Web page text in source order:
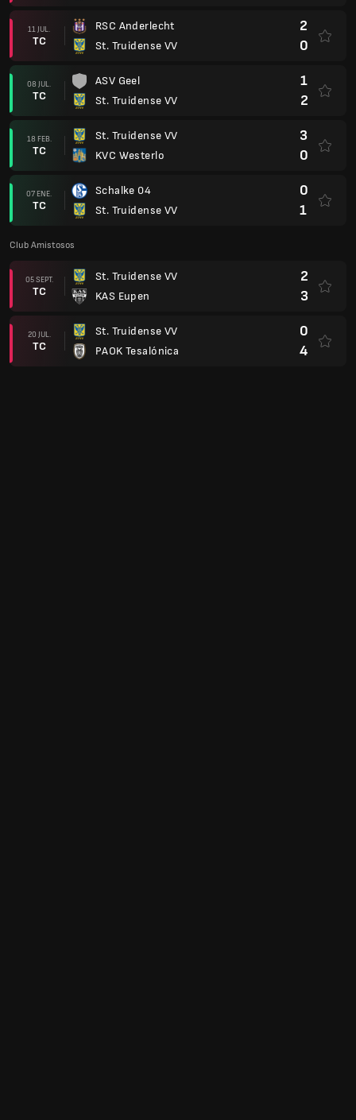
11 JUL.
TC
RSC Anderlecht
St. Truidense VV
2
0
08 JUL.
TC
ASV Geel
St. Truidense VV
1
2
18 FEB.
TC
St. Truidense VV
KVC Westerlo
3
0
07 ENE.
TC
Schalke 04
St. Truidense VV
0
1
Club Amistosos
05 SEPT.
TC
St. Truidense VV
KAS Eupen
2
3
20 JUL.
TC
St. Truidense VV
PAOK Tesalónica
0
4